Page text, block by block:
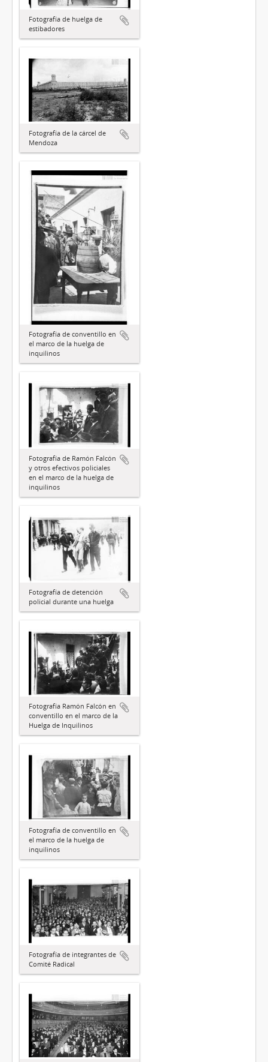
Fotografía de huelga de
estibadores
Fotografía de la cárcel de
Mendoza
Fotografía de conventillo en
el marco de la huelga de
inquilinos
Fotografía de Ramón Falcón
y otros efectivos policiales
en el marco de la huelga de
inquilinos
Fotografía de detención
policial durante una huelga
Fotografía Ramón Falcón en
conventillo en el marco de la
Huelga de Inquilinos
Fotografía de conventillo en
el marco de la huelga de
inquilinos
Fotografía de integrantes de
Comité Radical